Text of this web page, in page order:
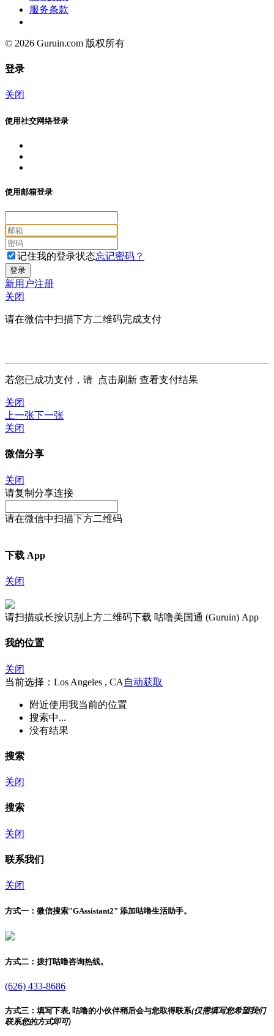
服务条款
© 2026 Guruin.com 版权所有
登录
关闭
使用社交网络登录
使用邮箱登录
记住我的登录状态忘记密码？
新用户注册
关闭
请在微信中扫描下方二维码完成支付
若您已成功支付，请 点击刷新 查看支付结果
关闭
上一张下一张
关闭
微信分享
关闭
请复制分享连接
请在微信中扫描下方二维码
下载 App
关闭
请扫描或长按识别上方二维码下载 咕噜美国通 (Guruin) App
我的位置
关闭
当前选择：Los Angeles , CA 自动获取
附近使用我当前的位置
搜索中...
没有结果
搜索
关闭
搜索
关闭
联系我们
关闭
方式一： 微信搜索"GAssistant2" 添加咕噜生活助手。
方式二： 拨打咕噜咨询热线。
(626) 433-8686
方式三： 填写下表, 咕噜的小伙伴稍后会与您取得联系(仅需填写您希望我们
联系您的方式即可)